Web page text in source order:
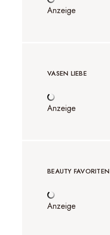
Anzeige
VASEN LIEBE
Anzeige
BEAUTY FAVORITEN
Anzeige